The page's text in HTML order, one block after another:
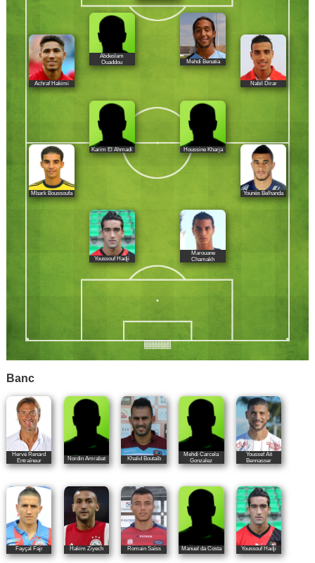
Achraf Hakimi
Abdeslam
Ouaddou
Mehdi Benatia
Nabil Dirar
Karim El Ahmadi Houssine Kharja
Mbark Boussoufa Younès Belhanda
Youssouf Hadji
Marouane
Chamakh
Banc
Hervé Renard
Entraîneur
Nordin Amrabat Khalid Boutaïb
Mehdi Carcela
Gonzalez
Youssef Aït
Bennasser
Fayçal Fajr Hakim Ziyech Romain Saïss Manuel da Costa Youssouf Hadji